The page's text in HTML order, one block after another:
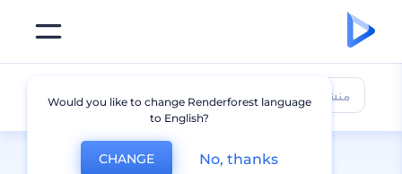
منشوراتWould you like to change Renderforest language
to English?
CHANGE No, thanks